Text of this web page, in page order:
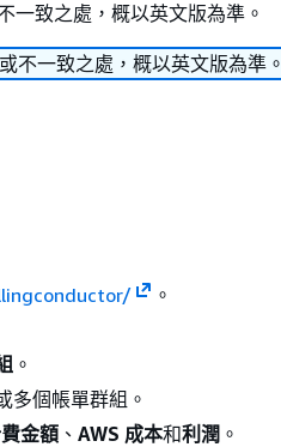
一致之處，概以英文版為準。
不一致之處，概以英文版為準。
。
。
多個帳單群組。
金額 、 AWS 成本和利潤 。